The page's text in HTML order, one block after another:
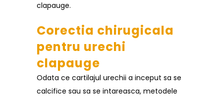
clapauge.
Corectia chirugicala
pentru urechi
clapauge
Odata ce cartilajul urechii a inceput sa se
calcifice sau sa se intareasca, metodele